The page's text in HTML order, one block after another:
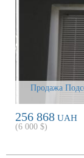
Продажа
256 868 UAH
(6 000 $)